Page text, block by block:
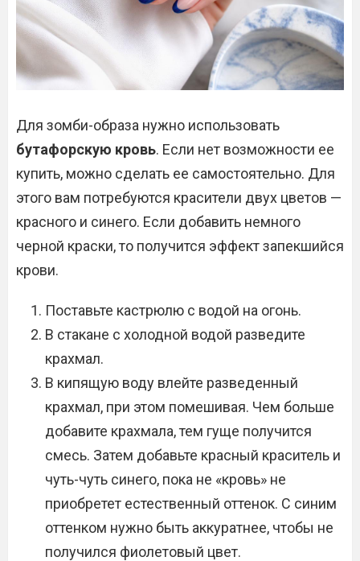
Для зомби-образа нужно использовать
бутафорскую кровь. Если нет возможности ее
купить, можно сделать ее самостоятельно. Для
этого вам потребуются красители двух цветов —
красного и синего. Если добавить немного
черной краски, то получится эффект запекшийся
крови.
Поставьте кастрюлю с водой на огонь.
В стакане с холодной водой разведите
крахмал.
В кипящую воду влейте разведенный
крахмал, при этом помешивая. Чем больше
добавите крахмала, тем гуще получится
смесь. Затем добавьте красный краситель и
чуть-чуть синего, пока не «кровь» не
приобретет естественный оттенок. С синим
оттенком нужно быть аккуратнее, чтобы не
получился фиолетовый цвет.